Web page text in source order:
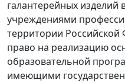
галантерейных
учреждениями
территории
право на реализацию
образовательной
имеющими